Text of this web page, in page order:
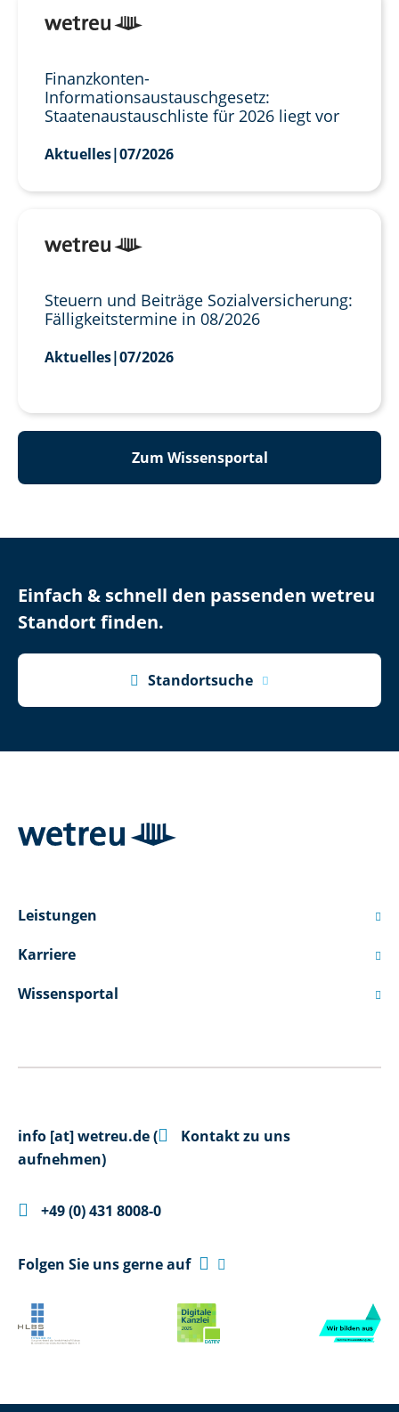
Finanzkonten-
Informationsaustauschgesetz:
Staatenaustauschliste für 2026 liegt vor
Aktuelles|07/2026
Steuern und Beiträge Sozialversicherung:
Fälligkeitstermine in 08/2026
Aktuelles|07/2026
Zum Wissensportal
Einfach & schnell den passenden wetreu
Standort finden.
 Standortsuche
Leistungen 
Karriere 
Wissensportal 
info [at]wetreu.de(
Kontakt zu uns
aufnehmen)
 +49 (0) 431 8008-0
Folgen Sie uns gerne auf  